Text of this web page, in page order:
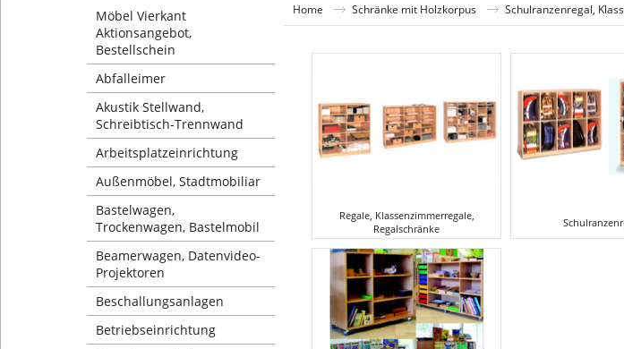
Möbel Vierkant
Aktionsangebot,
Bestellschein
Abfalleimer
Akustik Stellwand,
Schreibtisch-Trennwand
Arbeitsplatzeinrichtung
Außenmöbel, Stadtmobiliar
Bastelwagen,
Trockenwagen, Bastelmobil
Beamerwagen, Datenvideo-
Projektoren
Beschallungsanlagen
Betriebseinrichtung
Home Schränke mit Holzkorpus Schulranzenregal,
Regale, Klassenzimmerregale,
Regalschränke